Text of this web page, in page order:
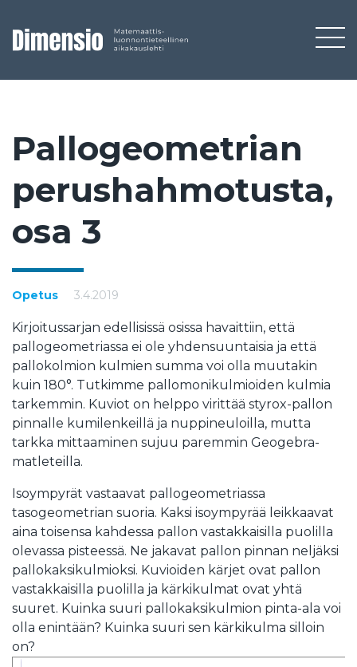
Pal­lo­geo­met­rian
pe­rus­hah­mo­tus­ta,
osa 3
Opetus 3.4.2019
Kirjoitussarjan edellisissä osissa havaittiin, että
pallogeometriassa ei ole yhdensuuntaisia ja että
pallokolmion kulmien summa voi olla muutakin
kuin 180°. Tutkimme pallomonikulmioiden kulmia
tarkemmin. Kuviot on helppo virittää styrox-pallon
pinnalle kumilenkeillä ja nuppineuloilla, mutta
tarkka mittaaminen sujuu paremmin Geogebra-
matleteilla.
Isoympyrät vastaavat pallogeometriassa
tasogeometrian suoria. Kaksi isoympyrää leikkaavat
aina toisensa kahdessa pallon vastakkaisilla puolilla
olevassa pisteessä. Ne jakavat pallon pinnan neljäksi
pallokaksikulmioksi. Kuvioiden kärjet ovat pallon
vastakkaisilla puolilla ja kärkikulmat ovat yhtä
suuret. Kuinka suuri pallokaksikulmion pinta-ala voi
olla enintään? Kuinka suuri sen kärkikulma silloin
on?